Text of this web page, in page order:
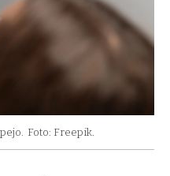
Foto: Freepik.